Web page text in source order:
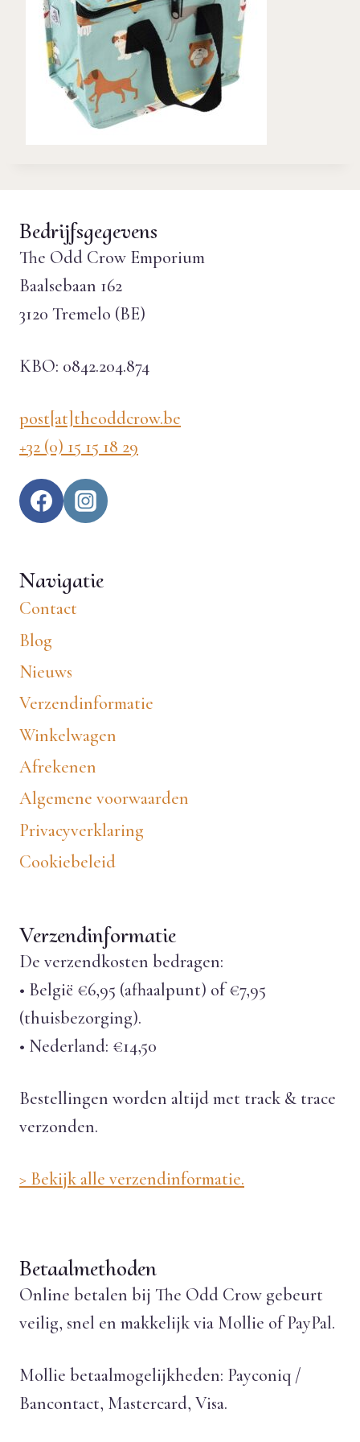
Bedrijfsgegevens
The Odd Crow Emporium
Baalsebaan 162
3120 Tremelo (BE)
KBO: 0842.204.874
post[at]theoddcrow.be
+32 (0) 15 15 18 29
Navigatie
Contact
Blog
Nieuws
Verzendinformatie
Winkelwagen
Afrekenen
Algemene voorwaarden
Privacyverklaring
Cookiebeleid
Verzendinformatie
De verzendkosten bedragen:
• België €6,95 (afhaalpunt) of €7,95
(thuisbezorging).
• Nederland: €14,50
Bestellingen worden altijd met track & trace
verzonden.
> Bekijk alle verzendinformatie.
Betaalmethoden
Online betalen bij The Odd Crow gebeurt
veilig, snel en makkelijk via Mollie of PayPal.
Mollie betaalmogelijkheden: Payconiq /
Bancontact, Mastercard, Visa.